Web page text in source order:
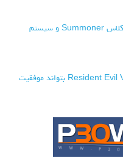
تریلر جدید بازی Titan Quest II جزئیات کلاس Summoner و سیستم
شرکت Capcom امیدوار است Resident Evil Veronica بتواند موفقیت